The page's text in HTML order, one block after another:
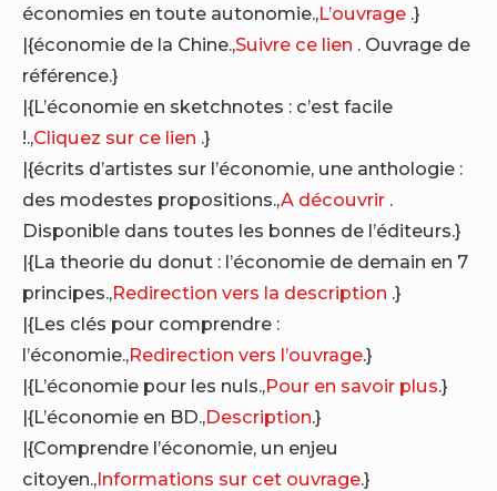
économies en toute autonomie.,L’ouvrage .}
|{économie de la Chine.,Suivre ce lien . Ouvrage de
référence.}
|{L’économie en sketchnotes : c’est facile
!.,Cliquez sur ce lien .}
|{écrits d’artistes sur l’économie, une anthologie :
des modestes propositions.,A découvrir .
Disponible dans toutes les bonnes de l’éditeurs.}
|{La theorie du donut : l’économie de demain en 7
principes.,Redirection vers la description .}
|{Les clés pour comprendre :
l’économie.,Redirection vers l’ouvrage.}
|{L’économie pour les nuls.,Pour en savoir plus.}
|{L’économie en BD.,Description.}
|{Comprendre l’économie, un enjeu
citoyen.,Informations sur cet ouvrage.}